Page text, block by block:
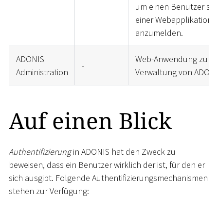
um einen Benutzer
einer Webapplikation
anzumelden.
ADONIS
Administration
-
Web-Anwendung zur
Verwaltung von
Auf einen Blick
Authentifizierungin ADONIS hat den Zweck zu
beweisen, dass ein Benutzer wirklich der ist, für den er
sich ausgibt. Folgende Authentifizierungsmechanismen
stehen zur Verfügung: